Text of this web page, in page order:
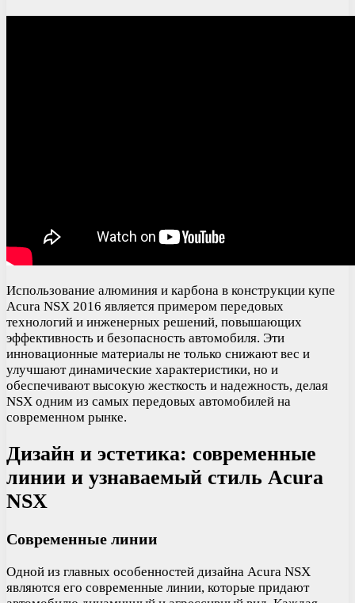
Использование алюминия и карбона в конструкции купе
Acura NSX 2016 является примером передовых
технологий и инженерных решений, повышающих
эффективность и безопасность автомобиля. Эти
инновационные материалы не только снижают вес и
улучшают динамические характеристики, но и
обеспечивают высокую жесткость и надежность, делая
NSX одним из самых передовых автомобилей на
современном рынке.
Дизайн и эстетика: современные
линии и узнаваемый стиль Acura
NSX
Современные линии
Одной из главных особенностей дизайна Acura NSX
являются его современные линии, которые придают